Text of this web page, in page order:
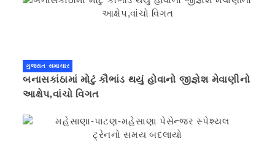
ગુજરાત સમાચાર
બનાસકાંઠામાં મોટું કૌભાંડ થયું હોવાનો જીજ્ઞેશ મેવાણીનો
આક્ષેપ,વાંચો વિગત